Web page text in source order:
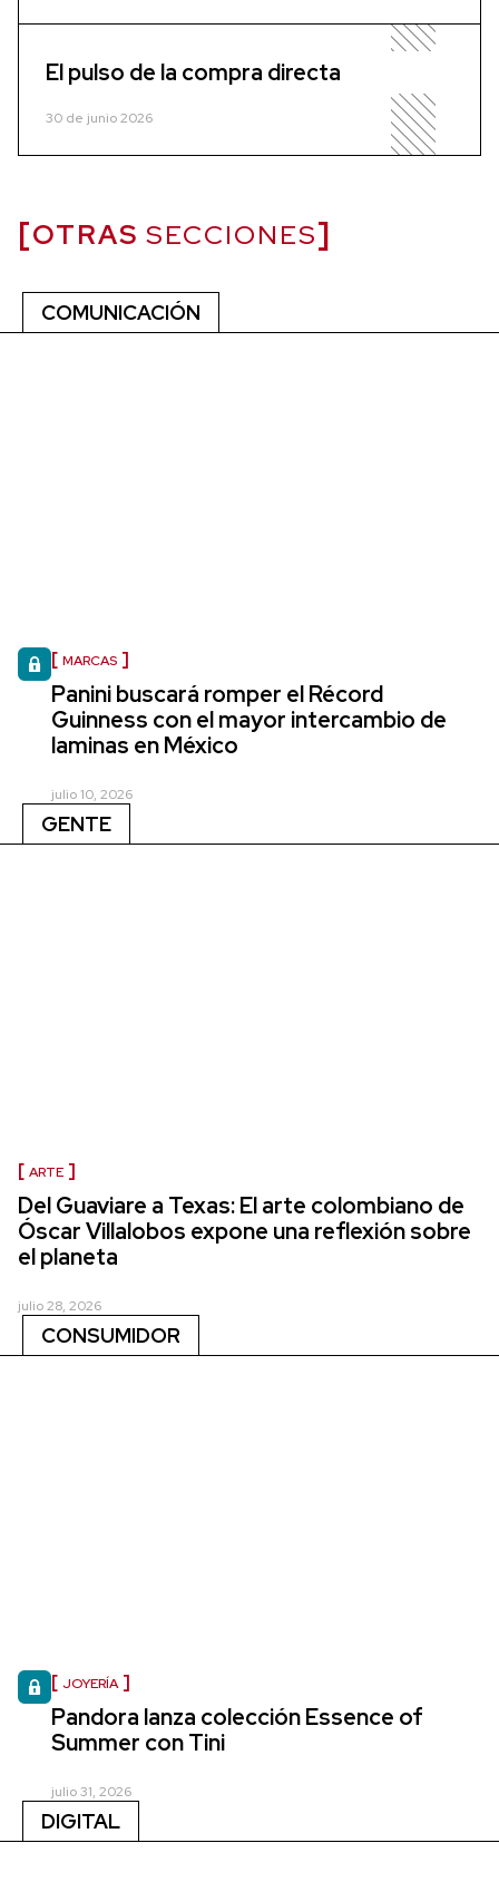
El pulso de la compra directa
30 de junio 2026
OTRAS SECCIONES
COMUNICACIÓN
MARCAS
Panini buscará romper el Récord
Guinness con el mayor intercambio de
laminas en México
julio 10, 2026
GENTE
ARTE
Del Guaviare a Texas: El arte colombiano de
Óscar Villalobos expone una reflexión sobre
el planeta
julio 28, 2026
CONSUMIDOR
JOYERÍA
Pandora lanza colección Essence of
Summer con Tini
julio 31, 2026
DIGITAL